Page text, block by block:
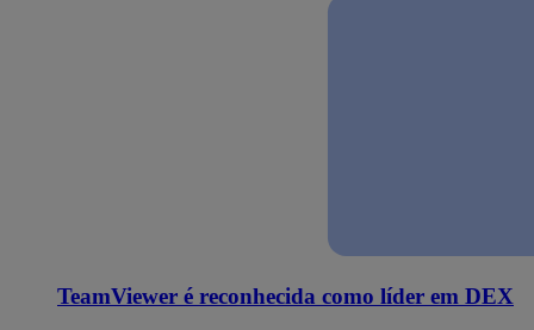
TeamViewer é reconhecida como líder em DEX